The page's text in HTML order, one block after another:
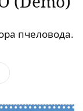
пчеловода.